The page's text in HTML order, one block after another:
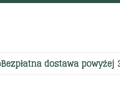
Bezpłatna dostawa powyżej